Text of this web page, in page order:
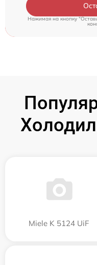
Нажимая на кнопку
Miele K 5124 UiF